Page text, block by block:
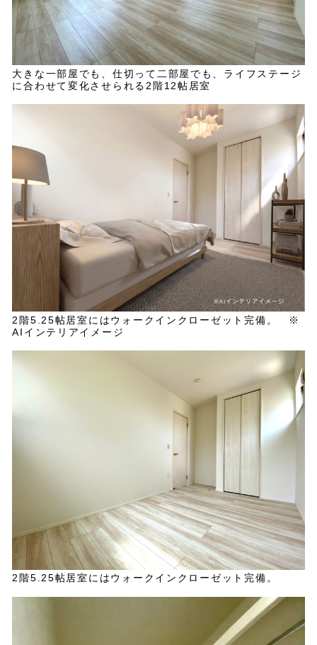
大きな一部屋でも、仕切って二部屋でも、ライフステージ
に合わせて変化させられる2階12帖居室
2階5.25帖居室にはウォークインクローゼット完備。 ※
AIインテリアイメージ
2階5.25帖居室にはウォークインクローゼット完備。